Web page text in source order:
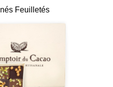
Feuilletés